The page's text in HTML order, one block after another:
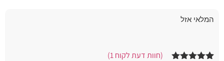
המלאי אזל
(חוות דעת לקוח1
)